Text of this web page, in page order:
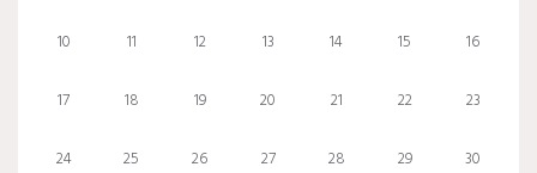
10 11 12 13 14 15 16
17 18 19 20 21 22 23
24 25 26 27 28 29 30